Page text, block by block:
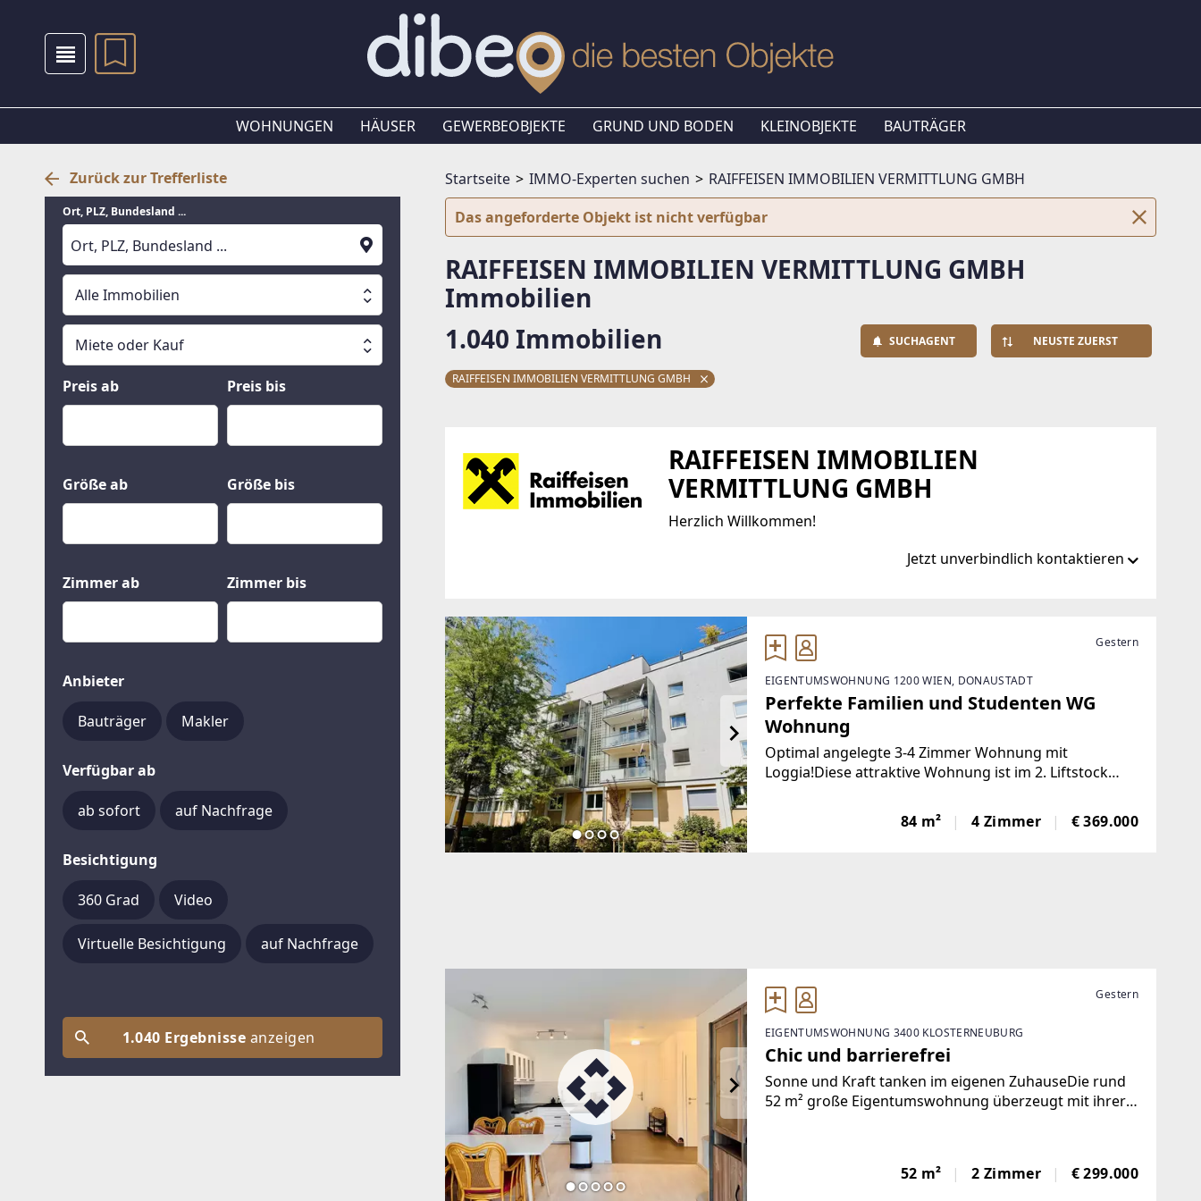
WOHNUNGEN HÄUSER GEWERBEOBJEKTE GRUND UND BODEN KLEINOBJEKTE BAUTRÄGER
Zurück zur Trefferliste
Ort, PLZ, Bundesland ...
Suche läuft
Alle Immobilien
Alle Immobilien
Häuser
Grund und Boden
Miete oder Kauf
Miete oder Kauf
Kauf
Preis ab Preis bis
Größe ab Größe bis
Zimmer ab Zimmer bis
Anbieter
Bauträger Makler
Verfügbar ab
ab sofort auf Nachfrage
Besichtigung
360 Grad Video
Virtuelle Besichtigung auf Nachfrage
1.040 Ergebnisse anzeigen
Startseite IMMO-Experten suchen
RAIFFEISEN IMMOBILIEN VERMITTLUNG GMBH
Das angeforderte Objekt ist nicht verfügbar
RAIFFEISEN IMMOBILIEN VERMITTLUNG GMBH
Immobilien
1.040 Immobilien
SUCHAGENT NEUSTE ZUERST
RAIFFEISEN IMMOBILIEN VERMITTLUNG GMBH
RAIFFEISEN IMMOBILIEN
VERMITTLUNG GMBH
Herzlich Willkommen!
Jetzt unverbindlich kontaktieren
F.-W.-Raiffeisen-Platz 1
1020 Wien, Leopoldstadt
TELEFON
+43 (0) 5 17 517
http://www.riv.at/
EMAIL
office@riv.at
Gestern
EIGENTUMSWOHNUNG 1200 WIEN, DONAUSTADT
Perfekte Familien und Studenten WG
Wohnung
Optimal angelegte 3-4 Zimmer Wohnung mit
Loggia!Diese attraktive Wohnung ist im 2. Liftstock
und rein hofseitig orientiert.
84 m² 4 Zimmer € 369.000
Gestern
EIGENTUMSWOHNUNG 3400 KLOSTERNEUBURG
Chic und barrierefrei
Sonne und Kraft tanken im eigenen ZuhauseDie rund
52 m² große Eigentumswohnung überzeugt mit ihrer
52 m² 2 Zimmer € 299.000